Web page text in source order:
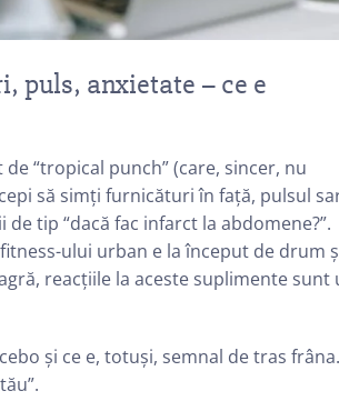
puls, anxietate – ce e
“tropical punch” (care, sincer, nu
să simți furnicături în față, pulsul
tip “dacă fac infarct la abdomene?”.
ului urban e la început de drum
reacțiile la aceste suplimente sunt
și ce e, totuși, semnal de tras frâna.